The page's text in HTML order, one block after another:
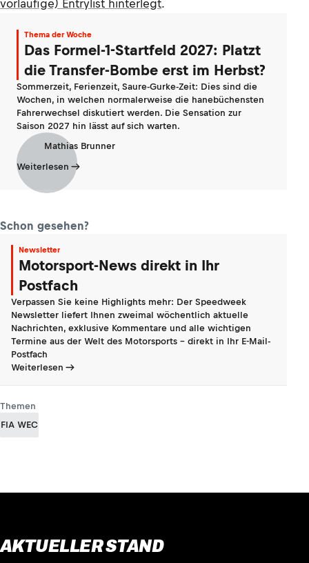
vorläufige) Entrylist hinterlegt.
Thema der Woche
Das Formel-1-Startfeld 2027: Platzt
die Transfer-Bombe erst im Herbst?
Sommerzeit, Ferienzeit, Saure-Gurke-Zeit: Dies sind die
Wochen, in welchen normalerweise die hanebüchensten
Fahrerwechsel diskutiert werden. Die Sensation zur
Saison 2027 hin lässt auf sich warten.
Mathias Brunner
Weiterlesen
Schon gesehen?
Newsletter
Motorsport-News direkt in Ihr
Postfach
Verpassen Sie keine Highlights mehr: Der Speedweek
Newsletter liefert Ihnen zweimal wöchentlich aktuelle
Nachrichten, exklusive Kommentare und alle wichtigen
Termine aus der Welt des Motorsports - direkt in Ihr E-Mail-
Postfach
Weiterlesen
Themen
FIA WEC
AKTUELLER STAND